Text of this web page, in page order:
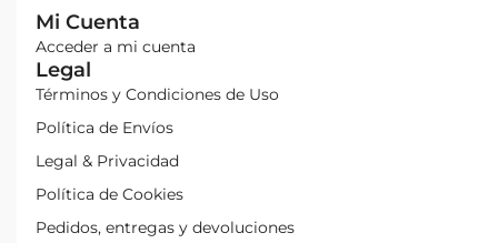
Mi Cuenta
Acceder a mi cuenta
Legal
Términos y Condiciones de Uso
Política de Envíos
Legal & Privacidad
Política de Cookies
Pedidos, entregas y devoluciones